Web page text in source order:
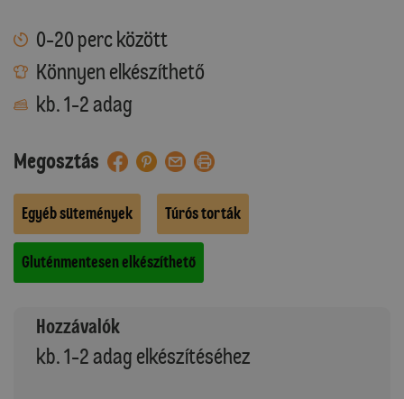
0-20 perc között
Könnyen elkészíthető
kb. 1-2 adag
Megosztás
Egyéb sütemények Túrós torták
Gluténmentesen elkészíthető
Hozzávalók
kb. 1-2 adag elkészítéséhez